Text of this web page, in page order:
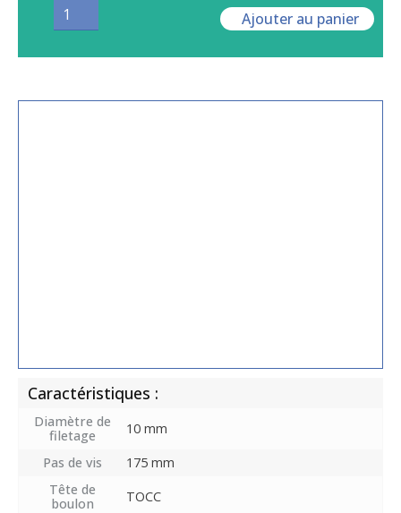
Caractéristiques :
Diamètre de
filetage
10 mm
Pas de vis
175 mm
Tête de
boulon
TOCC
Ajouter au panier